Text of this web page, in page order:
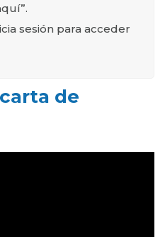
sesión para acceder
de